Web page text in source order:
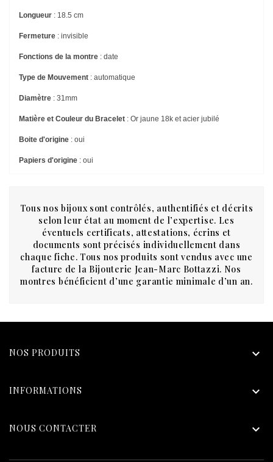
Longueur : 18.5 cm
Fermeture : invisible
Fonctions de la montre : date
Type de Mouvement : automatique
Diamètre : 31mm
Matière et Couleur du Bracelet : Or jaune 18k et acier jubilé
Boite d'origine : oui
Papiers d'origine : oui
Tous nos bijoux sont contrôlés, authentifiés et décrits
selon leur état au moment de l’expertise. Les
éventuels certificats, attestations, écrins et
documents sont précisés individuellement dans
chaque fiche. Tous nos produits sont vendus avec une
facture de la Bijouterie Jean-Marc Bottazzi. Nos
montres bénéficient d’une garantie minimale d’un an.
NOS PRODUITS 
INFORMATIONS 
NOUS CONTACTER 